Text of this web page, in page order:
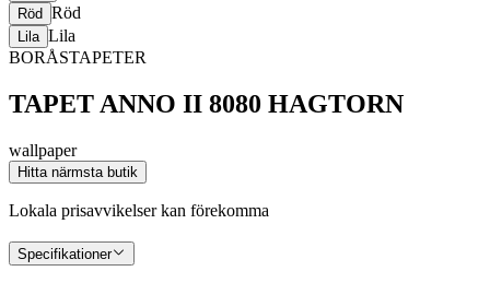
Röd Röd
Lila Lila
BORÅSTAPETER
TAPET ANNO II 8080 HAGTORN
wallpaper
Hitta närmsta butik
Lokala prisavvikelser kan förekomma
Specifikationer